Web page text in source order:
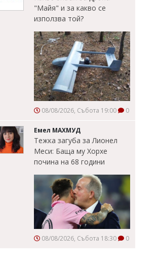
"Майя" и за какво се
използва той?
08/08/2026, Събота 19:00 0
Емел МАХМУД
Тежка загуба за Лионел
Меси: Баща му Хорхе
почина на 68 години
08/08/2026, Събота 18:30 0